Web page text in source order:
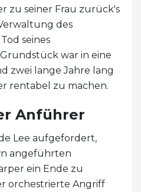
zu seiner Frau zurück's
des
seines
war in eine
zwei lange Jahre lang
rentabel zu machen.
Anführer
Lee aufgefordert,
angeführten
ein Ende zu
orchestrierte Angriff